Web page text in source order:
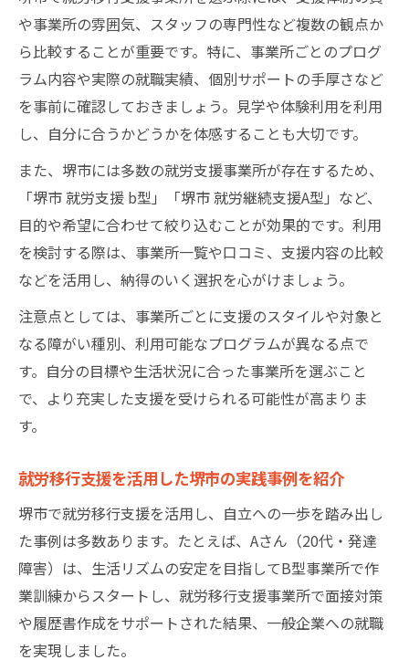
や事業所の雰囲気、スタッフの専門性など複数の観点か
ら比較することが重要です。特に、事業所ごとのプログ
ラム内容や実際の就職実績、個別サポートの手厚さなど
を事前に確認しておきましょう。見学や体験利用を利用
し、自分に合うかどうかを体感することも大切です。
また、堺市には多数の就労支援事業所が存在するため、
「堺市 就労支援 b型」「堺市 就労継続支援A型」など、
目的や希望に合わせて絞り込むことが効果的です。利用
を検討する際は、事業所一覧や口コミ、支援内容の比較
などを活用し、納得のいく選択を心がけましょう。
注意点としては、事業所ごとに支援のスタイルや対象と
なる障がい種別、利用可能なプログラムが異なる点で
す。自分の目標や生活状況に合った事業所を選ぶこと
で、より充実した支援を受けられる可能性が高まりま
す。
就労移行支援を活用した堺市の実践事例を紹介
堺市で就労移行支援を活用し、自立への一歩を踏み出し
た事例は多数あります。たとえば、Aさん（20代・発達
障害）は、生活リズムの安定を目指してB型事業所で作
業訓練からスタートし、就労移行支援事業所で面接対策
や履歴書作成をサポートされた結果、一般企業への就職
を実現しました。